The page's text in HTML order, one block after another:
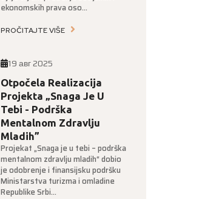
ekonomskih prava oso...
PROČITAJTE VIŠE
19 авг 2025
Otpočela Realizacija
Projekta „Snaga Je U
Tebi - Podrška
Mentalnom Zdravlju
Mladih”
Projekat „Snaga je u tebi – podrška
mentalnom zdravlju mladih“ dobio
je odobrenje i finansijsku podršku
Ministarstva turizma i omladine
Republike Srbi...